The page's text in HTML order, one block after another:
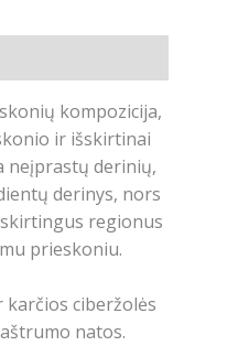
kompozicija,
ir išskirtinai
neįprastų derinių,
derinys, nors
regionus
prieskoniu.
ciberžolės
natos.